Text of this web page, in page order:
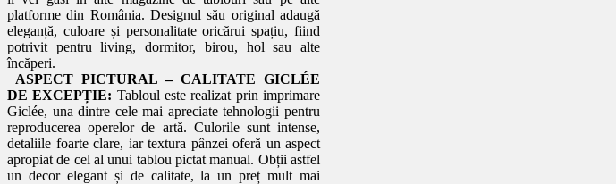
platforme din România. Designul său original adaugă
eleganță, culoare și personalitate oricărui spațiu, fiind
potrivit pentru living, dormitor, birou, hol sau alte
încăperi.
ASPECT PICTURAL – CALITATE GICLÉE
DE EXCEPȚIE: Tabloul este realizat prin imprimare
Giclée, una dintre cele mai apreciate tehnologii pentru
reproducerea operelor de artă. Culorile sunt intense,
detaliile foarte clare, iar textura pânzei oferă un aspect
apropiat de cel al unui tablou pictat manual. Obții astfel
un decor elegant și de calitate, la un preț mult mai